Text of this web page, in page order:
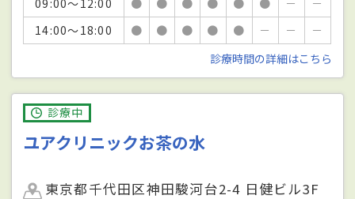
14:00～18:00
● ● ● ● ● － －
－
診療時間の詳細はこちら
診療中
ユアクリニックお茶の水
東京都千代田区神田駿河台2-4 日健ビル3F